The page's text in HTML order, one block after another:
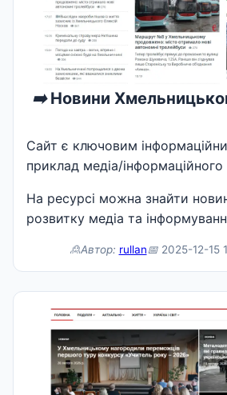
➡️Новини
Сайт є ключовим
приклад медіа/інформаційного
На ресурсі можна знайти
розвитку медіа та
🙎Автор: rullan📅2025-12-15